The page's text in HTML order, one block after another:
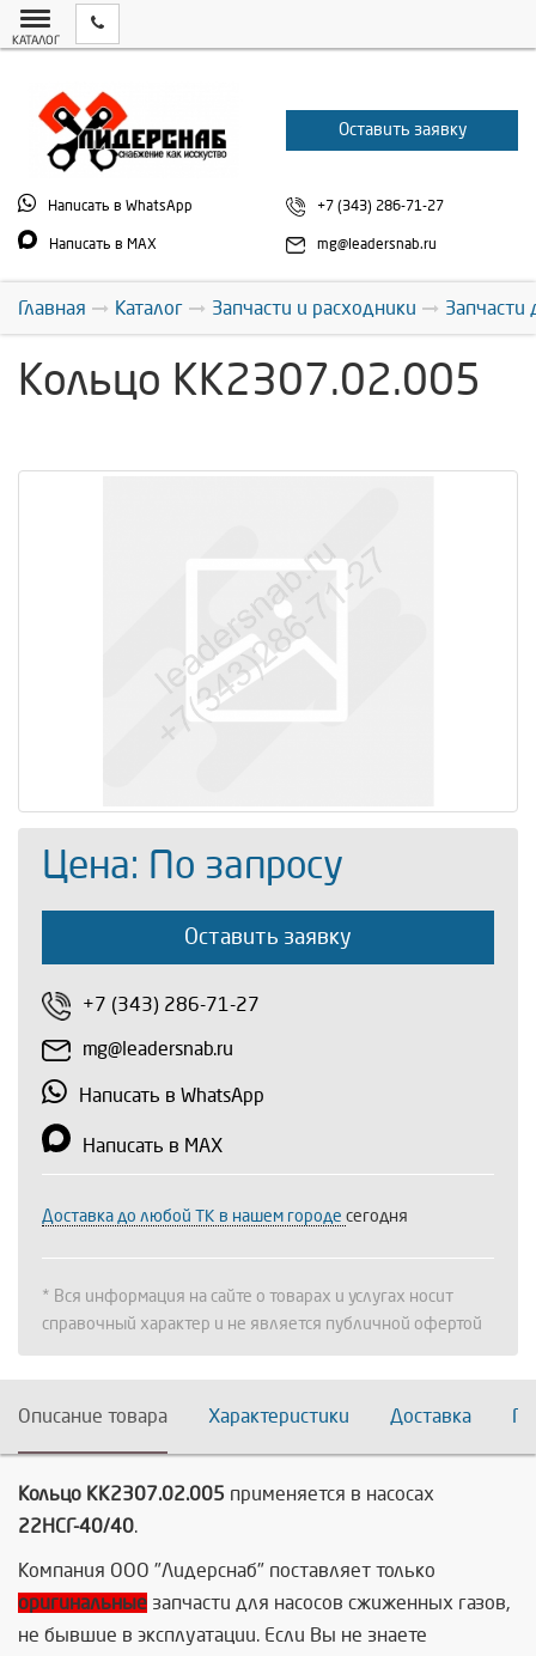
КАТАЛОГ
Оставить заявку
Написать в WhatsApp
Написать в MAX
+7 (343) 286-71-27
mg@leadersnab.ru
Главная Каталог Запчасти и расходники Запчасти
Кольцо КК2307.02.005
Цена: По запросу
Оставить заявку
+7 (343) 286-71-27
mg@leadersnab.ru
Написать в WhatsApp
Написать в MAX
Доставка до любой ТК в нашем городе сегодня
* Вся информация на сайте о товарах и услугах носит
справочный характер и не является публичной офертой
Описание товара Характеристики Доставка
Кольцо КК2307.02.005 применяется в насосах
22НСГ-40/40.
Компания ООО "Лидерснаб" поставляет только
оригинальные запчасти для насосов сжиженных газов,
не бывшие в эксплуатации. Если Вы не знаете